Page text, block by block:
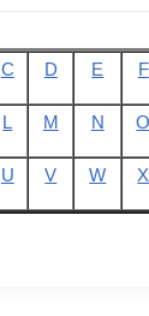
F
E
D
C
O
N
M
L
X
W
V
U